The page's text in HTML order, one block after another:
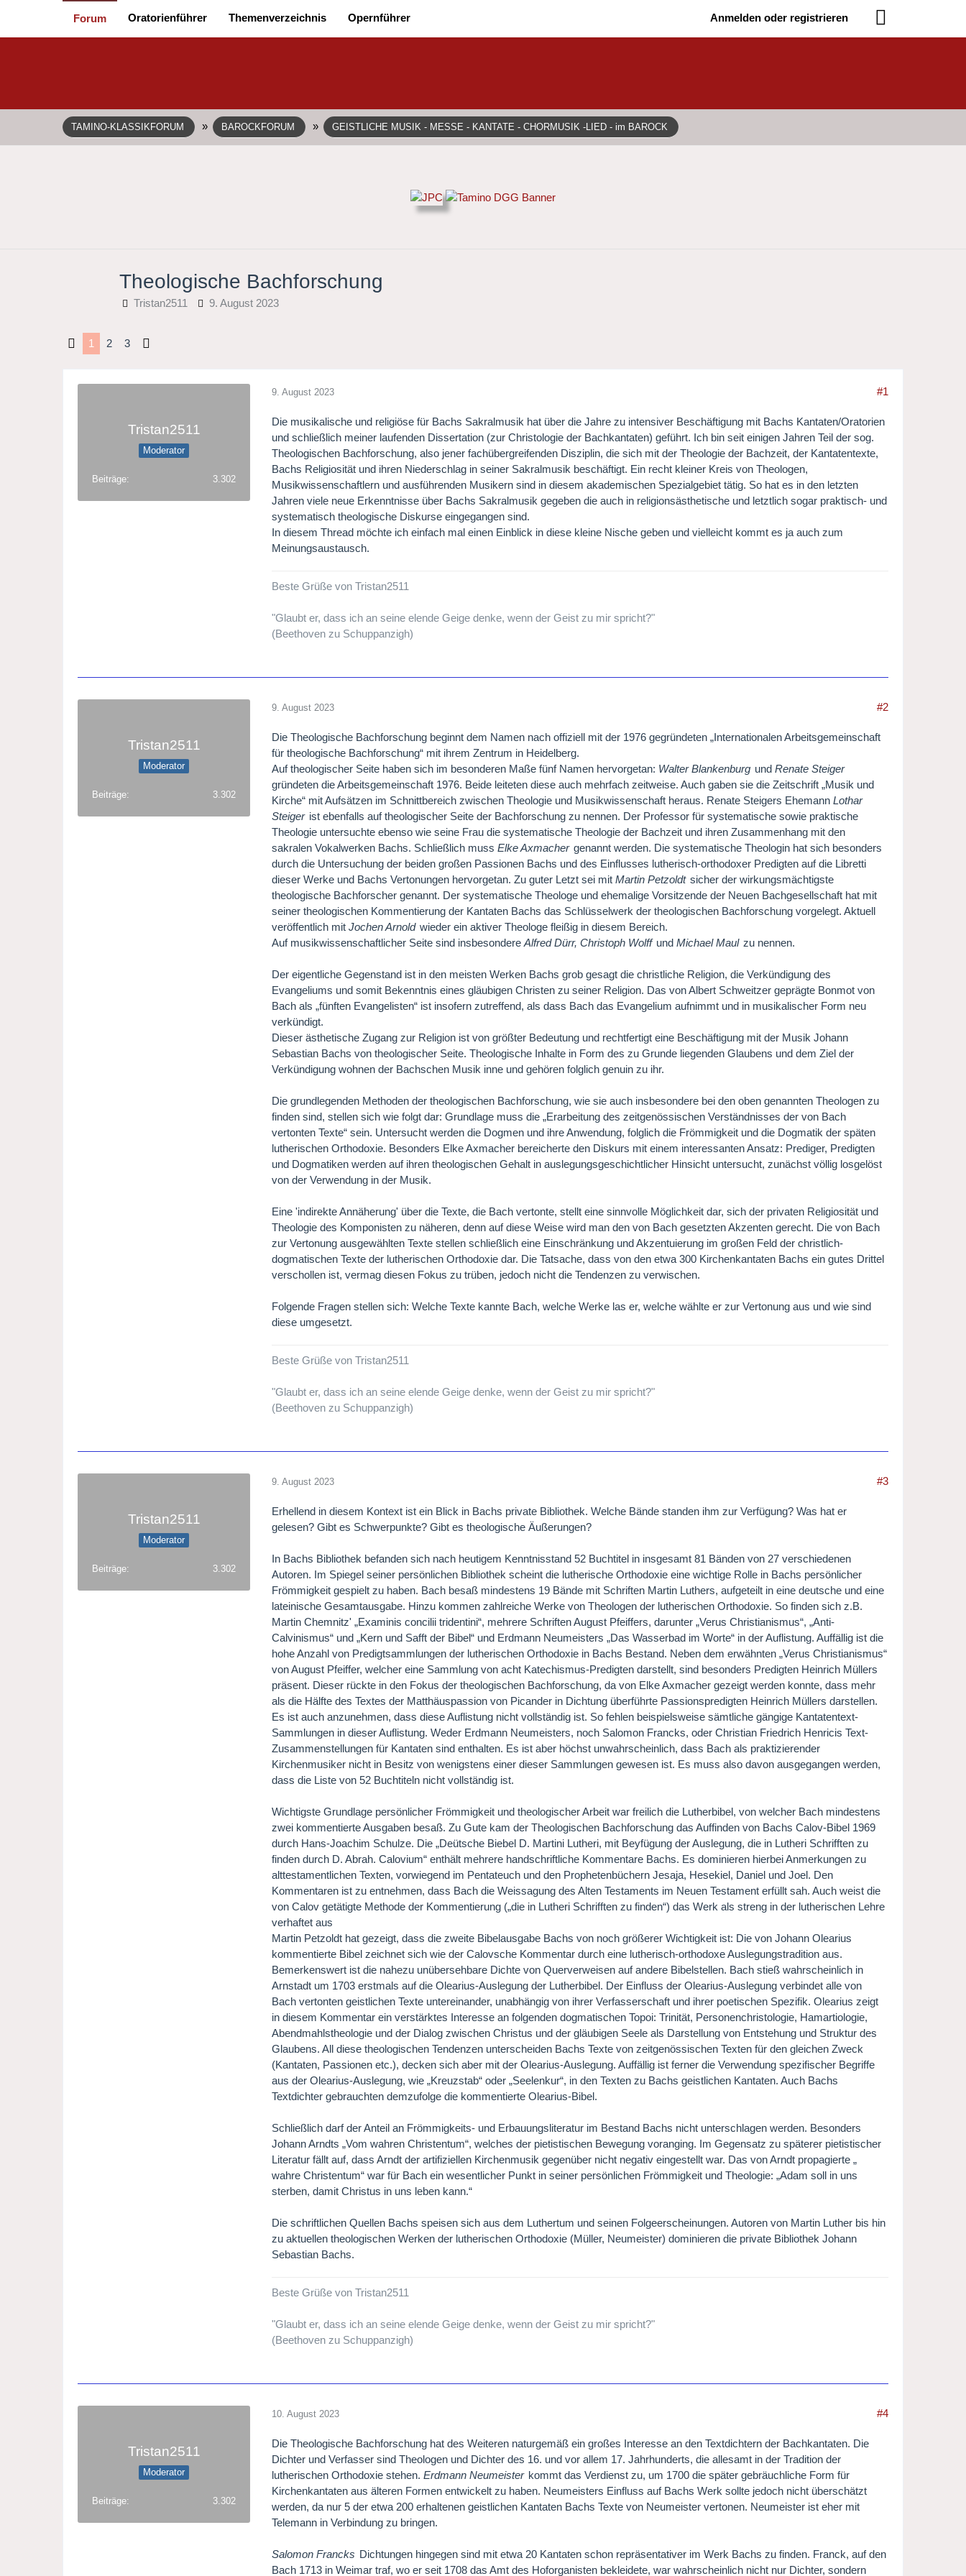
Forum Oratorienführer Themenverzeichnis Opernführer Anmelden oder registrieren
TAMINO-KLASSIKFORUM » BAROCKFORUM » GEISTLICHE MUSIK - MESSE - KANTATE - CHORMUSIK -LIED - im BAROCK
Theologische Bachforschung
Tristan2511 9. August 2023
1 2 3
Tristan2511
Moderator
Beiträge 3.302
9. August 2023 #1
Die musikalische und religiöse für Bachs Sakralmusik hat über die Jahre zu intensiver Beschäftigung mit Bachs Kantaten/Oratorien
und schließlich meiner laufenden Dissertation (zur Christologie der Bachkantaten) geführt. Ich bin seit einigen Jahren Teil der sog.
Theologischen Bachforschung, also jener fachübergreifenden Disziplin, die sich mit der Theologie der Bachzeit, der Kantatentexte,
Bachs Religiosität und ihren Niederschlag in seiner Sakralmusik beschäftigt. Ein recht kleiner Kreis von Theologen,
Musikwissenschaftlern und ausführenden Musikern sind in diesem akademischen Spezialgebiet tätig. So hat es in den letzten
Jahren viele neue Erkenntnisse über Bachs Sakralmusik gegeben die auch in religionsästhetische und letztlich sogar praktisch- und
systematisch theologische Diskurse eingegangen sind.
In diesem Thread möchte ich einfach mal einen Einblick in diese kleine Nische geben und vielleicht kommt es ja auch zum
Meinungsaustausch.
Beste Grüße von Tristan2511
"Glaubt er, dass ich an seine elende Geige denke, wenn der Geist zu mir spricht?"
(Beethoven zu Schuppanzigh)
Tristan2511
Moderator
Beiträge 3.302
9. August 2023 #2
Die Theologische Bachforschung beginnt dem Namen nach offiziell mit der 1976 gegründeten „Internationalen Arbeitsgemeinschaft
für theologische Bachforschung“ mit ihrem Zentrum in Heidelberg.
Auf theologischer Seite haben sich im besonderen Maße fünf Namen hervorgetan: Walter Blankenburg und Renate Steiger
gründeten die Arbeitsgemeinschaft 1976. Beide leiteten diese auch mehrfach zeitweise. Auch gaben sie die Zeitschrift „Musik und
Kirche“ mit Aufsätzen im Schnittbereich zwischen Theologie und Musikwissenschaft heraus. Renate Steigers EhemannLothar
Steiger ist ebenfalls auf theologischer Seite der Bachforschung zu nennen. Der Professor für systematische sowie praktische
Theologie untersuchte ebenso wie seine Frau die systematische Theologie der Bachzeit und ihren Zusammenhang mit den
sakralen Vokalwerken Bachs. Schließlich mussElke Axmacher genannt werden. Die systematische Theologin hat sich besonders
durch die Untersuchung der beiden großen Passionen Bachs und des Einflusses lutherisch-orthodoxer Predigten auf die Libretti
dieser Werke und Bachs Vertonungen hervorgetan. Zu guter Letzt sei mitMartin Petzoldt sicher der wirkungsmächtigste
theologische Bachforscher genannt. Der systematische Theologe und ehemalige Vorsitzende der Neuen Bachgesellschaft hat mit
seiner theologischen Kommentierung der Kantaten Bachs das Schlüsselwerk der theologischen Bachforschung vorgelegt. Aktuell
veröffentlich mitJochen Arnold wieder ein aktiver Theologe fleißig in diesem Bereich.
Auf musikwissenschaftlicher Seite sind insbesondereAlfred Dürr, Christoph Wolff undMichael Maul zu nennen.
Der eigentliche Gegenstand ist in den meisten Werken Bachs grob gesagt die christliche Religion, die Verkündigung des
Evangeliums und somit Bekenntnis eines gläubigen Christen zu seiner Religion. Das von Albert Schweitzer geprägte Bonmot von
Bach als „fünften Evangelisten“ ist insofern zutreffend, als dass Bach das Evangelium aufnimmt und in musikalischer Form neu
verkündigt.
Dieser ästhetische Zugang zur Religion ist von größter Bedeutung und rechtfertigt eine Beschäftigung mit der Musik Johann
Sebastian Bachs von theologischer Seite. Theologische Inhalte in Form des zu Grunde liegenden Glaubens und dem Ziel der
Verkündigung wohnen der Bachschen Musik inne und gehören folglich genuin zu ihr.
Die grundlegenden Methoden der theologischen Bachforschung, wie sie auch insbesondere bei den oben genannten Theologen zu
finden sind, stellen sich wie folgt dar: Grundlage muss die „Erarbeitung des zeitgenössischen Verständnisses der von Bach
vertonten Texte“ sein. Untersucht werden die Dogmen und ihre Anwendung, folglich die Frömmigkeit und die Dogmatik der späten
lutherischen Orthodoxie. Besonders Elke Axmacher bereicherte den Diskurs mit einem interessanten Ansatz: Prediger, Predigten
und Dogmatiken werden auf ihren theologischen Gehalt in auslegungsgeschichtlicher Hinsicht untersucht, zunächst völlig losgelöst
von der Verwendung in der Musik.
Eine 'indirekte Annäherung' über die Texte, die Bach vertonte, stellt eine sinnvolle Möglichkeit dar, sich der privaten Religiosität und
Theologie des Komponisten zu näheren, denn auf diese Weise wird man den von Bach gesetzten Akzenten gerecht. Die von Bach
zur Vertonung ausgewählten Texte stellen schließlich eine Einschränkung und Akzentuierung im großen Feld der christlich-
dogmatischen Texte der lutherischen Orthodoxie dar. Die Tatsache, dass von den etwa 300 Kirchenkantaten Bachs ein gutes Drittel
verschollen ist, vermag diesen Fokus zu trüben, jedoch nicht die Tendenzen zu verwischen.
Folgende Fragen stellen sich: Welche Texte kannte Bach, welche Werke las er, welche wählte er zur Vertonung aus und wie sind
diese umgesetzt.
Beste Grüße von Tristan2511
"Glaubt er, dass ich an seine elende Geige denke, wenn der Geist zu mir spricht?"
(Beethoven zu Schuppanzigh)
Tristan2511
Moderator
Beiträge 3.302
9. August 2023 #3
Erhellend in diesem Kontext ist ein Blick in Bachs private Bibliothek. Welche Bände standen ihm zur Verfügung? Was hat er
gelesen? Gibt es Schwerpunkte? Gibt es theologische Äußerungen?
In Bachs Bibliothek befanden sich nach heutigem Kenntnisstand 52 Buchtitel in insgesamt 81 Bänden von 27 verschiedenen
Autoren. Im Spiegel seiner persönlichen Bibliothek scheint die lutherische Orthodoxie eine wichtige Rolle in Bachs persönlicher
Frömmigkeit gespielt zu haben. Bach besaß mindestens 19 Bände mit Schriften Martin Luthers, aufgeteilt in eine deutsche und eine
lateinische Gesamtausgabe. Hinzu kommen zahlreiche Werke von Theologen der lutherischen Orthodoxie. So finden sich z.B.
Martin Chemnitz' „Examinis concilii tridentini“, mehrere Schriften August Pfeiffers, darunter „Verus Christianismus“, „Anti-
Calvinismus“ und „Kern und Safft der Bibel“ und Erdmann Neumeisters „Das Wasserbad im Worte“ in der Auflistung. Auffällig ist die
hohe Anzahl von Predigtsammlungen der lutherischen Orthodoxie in Bachs Bestand. Neben dem erwähnten „Verus Christianismus“
von August Pfeiffer, welcher eine Sammlung von acht Katechismus-Predigten darstellt, sind besonders Predigten Heinrich Müllers
präsent. Dieser rückte in den Fokus der theologischen Bachforschung, da von Elke Axmacher gezeigt werden konnte, dass mehr
als die Hälfte des Textes der Matthäuspassion von Picander in Dichtung überführte Passionspredigten Heinrich Müllers darstellen.
Es ist auch anzunehmen, dass diese Auflistung nicht vollständig ist. So fehlen beispielsweise sämtliche gängige Kantatentext-
Sammlungen in dieser Auflistung. Weder Erdmann Neumeisters, noch Salomon Francks, oder Christian Friedrich Henricis Text-
Zusammenstellungen für Kantaten sind enthalten. Es ist aber höchst unwahrscheinlich, dass Bach als praktizierender
Kirchenmusiker nicht in Besitz von wenigstens einer dieser Sammlungen gewesen ist. Es muss also davon ausgegangen werden,
dass die Liste von 52 Buchtiteln nicht vollständig ist.
Wichtigste Grundlage persönlicher Frömmigkeit und theologischer Arbeit war freilich die Lutherbibel, von welcher Bach mindestens
zwei kommentierte Ausgaben besaß. Zu Gute kam der Theologischen Bachforschung das Auffinden von Bachs Calov-Bibel 1969
durch Hans-Joachim Schulze. Die „Deütsche Biebel D. Martini Lutheri, mit Beyfügung der Auslegung, die in Lutheri Schrifften zu
finden durch D. Abrah. Calovium“ enthält mehrere handschriftliche Kommentare Bachs. Es dominieren hierbei Anmerkungen zu
alttestamentlichen Texten, vorwiegend im Pentateuch und den Prophetenbüchern Jesaja, Hesekiel, Daniel und Joel. Den
Kommentaren ist zu entnehmen, dass Bach die Weissagung des Alten Testaments im Neuen Testament erfüllt sah. Auch weist die
von Calov getätigte Methode der Kommentierung („die in Lutheri Schrifften zu finden“) das Werk als streng in der lutherischen Lehre
verhaftet aus
Martin Petzoldt hat gezeigt, dass die zweite Bibelausgabe Bachs von noch größerer Wichtigkeit ist: Die von Johann Olearius
kommentierte Bibel zeichnet sich wie der Calovsche Kommentar durch eine lutherisch-orthodoxe Auslegungstradition aus.
Bemerkenswert ist die nahezu unübersehbare Dichte von Querverweisen auf andere Bibelstellen. Bach stieß wahrscheinlich in
Arnstadt um 1703 erstmals auf die Olearius-Auslegung der Lutherbibel. Der Einfluss der Olearius-Auslegung verbindet alle von
Bach vertonten geistlichen Texte untereinander, unabhängig von ihrer Verfasserschaft und ihrer poetischen Spezifik. Olearius zeigt
in diesem Kommentar ein verstärktes Interesse an folgenden dogmatischen Topoi: Trinität, Personenchristologie, Hamartiologie,
Abendmahlstheologie und der Dialog zwischen Christus und der gläubigen Seele als Darstellung von Entstehung und Struktur des
Glaubens. All diese theologischen Tendenzen unterscheiden Bachs Texte von zeitgenössischen Texten für den gleichen Zweck
(Kantaten, Passionen etc.), decken sich aber mit der Olearius-Auslegung. Auffällig ist ferner die Verwendung spezifischer Begriffe
aus der Olearius-Auslegung, wie „Kreuzstab“ oder „Seelenkur“, in den Texten zu Bachs geistlichen Kantaten. Auch Bachs
Textdichter gebrauchten demzufolge die kommentierte Olearius-Bibel.
Schließlich darf der Anteil an Frömmigkeits- und Erbauungsliteratur im Bestand Bachs nicht unterschlagen werden. Besonders
Johann Arndts „Vom wahren Christentum“, welches der pietistischen Bewegung voranging. Im Gegensatz zu späterer pietistischer
Literatur fällt auf, dass Arndt der artifiziellen Kirchenmusik gegenüber nicht negativ eingestellt war. Das von Arndt propagierte „
wahre Christentum“ war für Bach ein wesentlicher Punkt in seiner persönlichen Frömmigkeit und Theologie: „Adam soll in uns
sterben, damit Christus in uns leben kann.“
Die schriftlichen Quellen Bachs speisen sich aus dem Luthertum und seinen Folgeerscheinungen. Autoren von Martin Luther bis hin
zu aktuellen theologischen Werken der lutherischen Orthodoxie (Müller, Neumeister) dominieren die private Bibliothek Johann
Sebastian Bachs.
Beste Grüße von Tristan2511
"Glaubt er, dass ich an seine elende Geige denke, wenn der Geist zu mir spricht?"
(Beethoven zu Schuppanzigh)
Tristan2511
Moderator
Beiträge 3.302
10. August 2023 #4
Die Theologische Bachforschung hat des Weiteren naturgemäß ein großes Interesse an den Textdichtern der Bachkantaten. Die
Dichter und Verfasser sind Theologen und Dichter des 16. und vor allem 17. Jahrhunderts, die allesamt in der Tradition der
lutherischen Orthodoxie stehen.Erdmann Neumeister kommt das Verdienst zu, um 1700 die später gebräuchliche Form für
Kirchenkantaten aus älteren Formen entwickelt zu haben. Neumeisters Einfluss auf Bachs Werk sollte jedoch nicht überschätzt
werden, da nur 5 der etwa 200 erhaltenen geistlichen Kantaten Bachs Texte von Neumeister vertonen. Neumeister ist eher mit
Telemann in Verbindung zu bringen.
Salomon Francks Dichtungen hingegen sind mit etwa 20 Kantaten schon repräsentativer im Werk Bachs zu finden. Franck, auf den
Bach 1713 in Weimar traf, wo er seit 1708 das Amt des Hoforganisten bekleidete, war wahrscheinlich nicht nur Dichter, sondern